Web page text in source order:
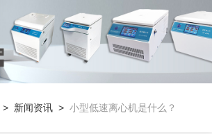
> 新闻资讯 >小型低速离心机是什么？